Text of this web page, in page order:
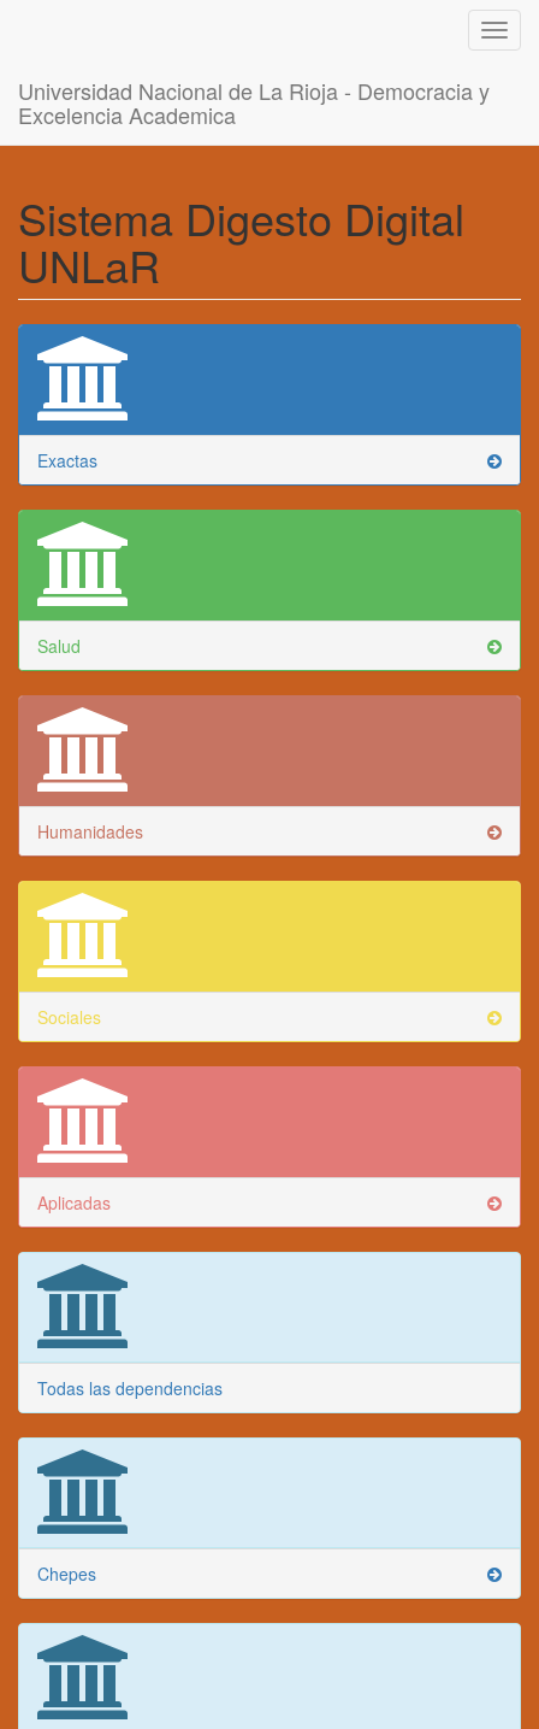
Universidad Nacional de La Rioja - Democracia y
Excelencia Academica
Sistema Digesto Digital
UNLaR
Exactas
Salud
Humanidades
Sociales
Aplicadas
Todas las dependencias
Chepes